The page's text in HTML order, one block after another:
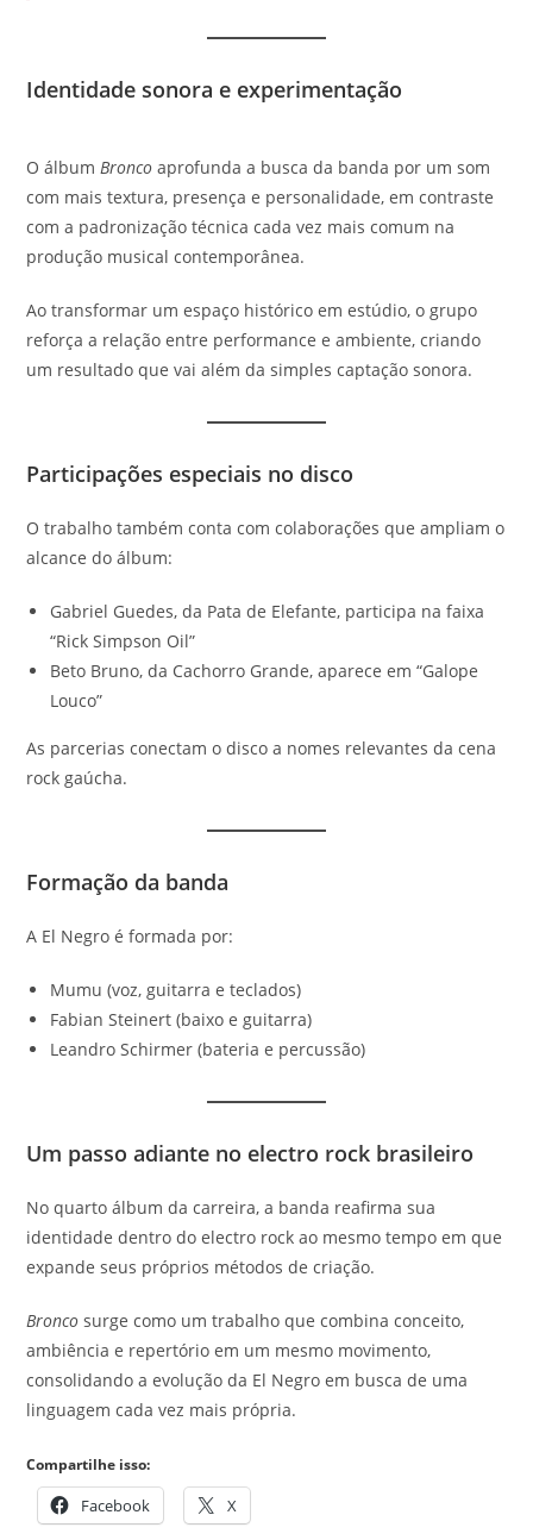
Identidade sonora e experimentação
O álbum Bronco aprofunda a busca da banda por um som
com mais textura, presença e personalidade, em contraste
com a padronização técnica cada vez mais comum na
produção musical contemporânea.
Ao transformar um espaço histórico em estúdio, o grupo
reforça a relação entre performance e ambiente, criando
um resultado que vai além da simples captação sonora.
Participações especiais no disco
O trabalho também conta com colaborações que ampliam o
alcance do álbum:
Gabriel Guedes, da Pata de Elefante, participa na faixa
“Rick Simpson Oil”
Beto Bruno, da Cachorro Grande, aparece em “Galope
Louco”
As parcerias conectam o disco a nomes relevantes da cena
rock gaúcha.
Formação da banda
A El Negro é formada por:
Mumu (voz, guitarra e teclados)
Fabian Steinert (baixo e guitarra)
Leandro Schirmer (bateria e percussão)
Um passo adiante no electro rock brasileiro
No quarto álbum da carreira, a banda reafirma sua
identidade dentro do electro rock ao mesmo tempo em que
expande seus próprios métodos de criação.
Bronco surge como um trabalho que combina conceito,
ambiência e repertório em um mesmo movimento,
consolidando a evolução da El Negro em busca de uma
linguagem cada vez mais própria.
Compartilhe isso:
Facebook X